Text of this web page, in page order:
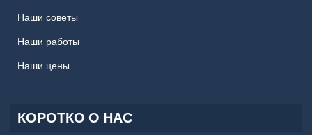
Наши советы
Наши работы
Наши цены
КОРОТКО О НАС